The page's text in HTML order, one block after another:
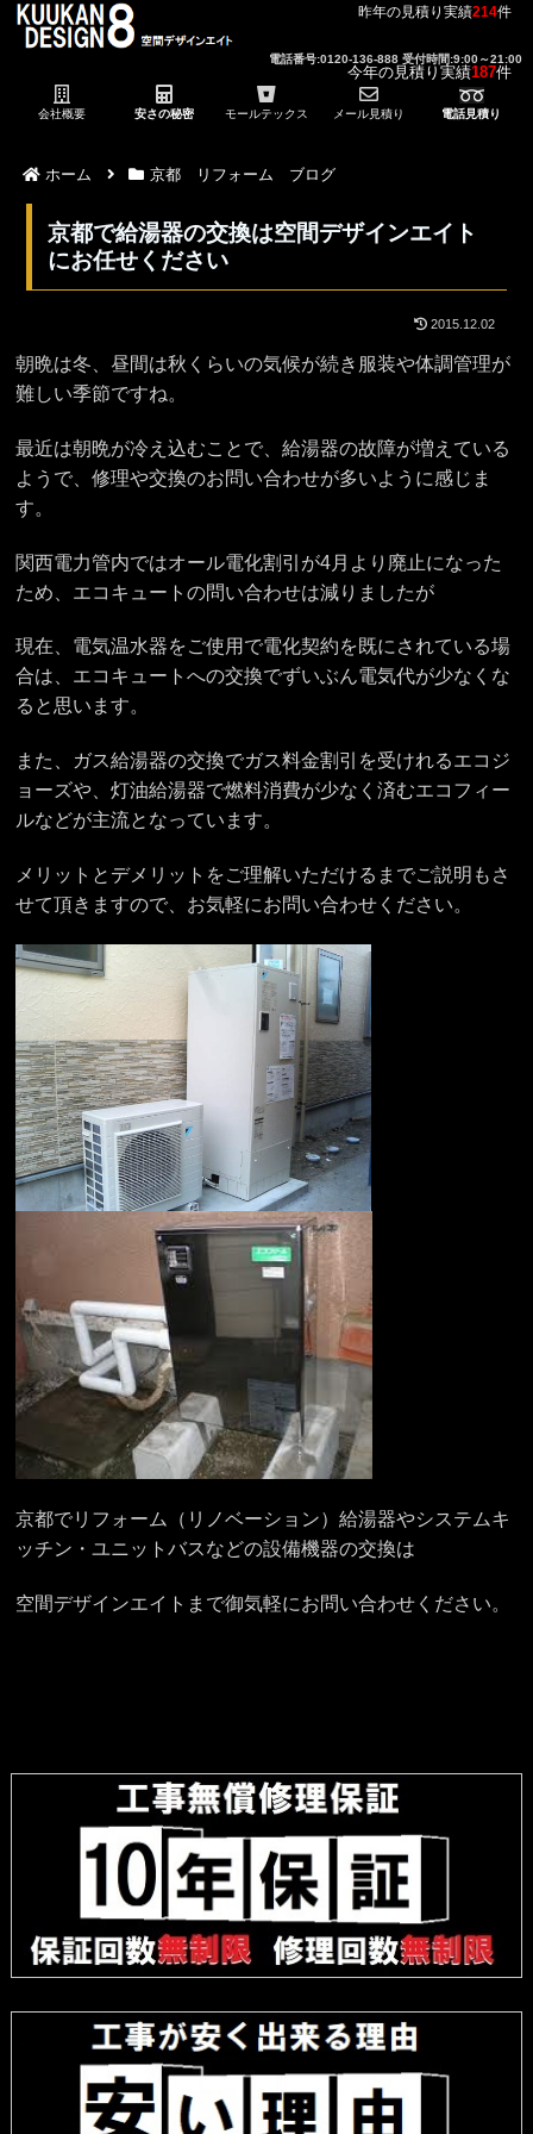
昨年の見積り実績214件
今年の見積り実績187件
電話番号:0120-136-888 受付時間:9:00～21:00
会社概要 安さの秘密 モールテックス メール見積り 電話見積り
ホーム 京都 リフォーム ブログ
京都で給湯器の交換は空間デザインエイト
にお任せください
2015.12.02
朝晩は冬、昼間は秋くらいの気候が続き服装や体調管理が
難しい季節ですね。
最近は朝晩が冷え込むことで、給湯器の故障が増えている
ようで、修理や交換のお問い合わせが多いように感じま
す。
関西電力管内ではオール電化割引が4月より廃止になった
ため、エコキュートの問い合わせは減りましたが
現在、電気温水器をご使用で電化契約を既にされている場
合は、エコキュートへの交換でずいぶん電気代が少なくな
ると思います。
また、ガス給湯器の交換でガス料金割引を受けれるエコジ
ョーズや、灯油給湯器で燃料消費が少なく済むエコフィー
ルなどが主流となっています。
メリットとデメリットをご理解いただけるまでご説明もさ
せて頂きますので、お気軽にお問い合わせください。
京都でリフォーム（リノベーション）給湯器やシステムキ
ッチン・ユニットバスなどの設備機器の交換は
空間デザインエイトまで御気軽にお問い合わせください。